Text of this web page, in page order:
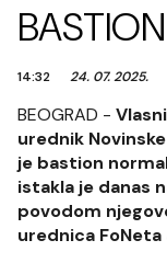
14:32 24. 07. 2025.
BEOGRAD -
urednik
je bastion
istakla je danas
povodom
urednica FoNeta